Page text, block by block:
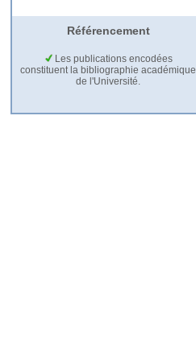
Référencement
Les publications encodées
constituent la bibliographie académique
de l'Université.